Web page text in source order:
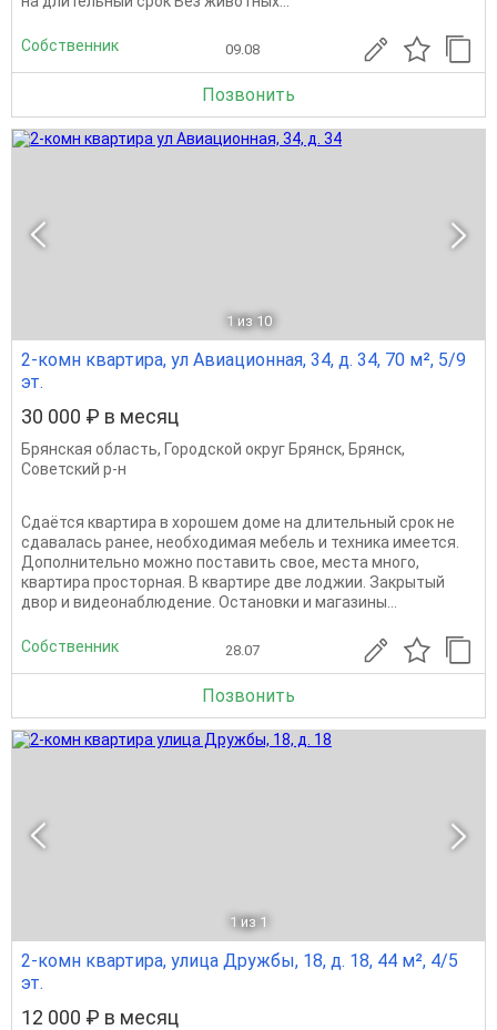
Собственник 09.08
Позвонить
1 из 10
2-комн квартира, ул Авиационная, 34, д. 34, 70 м², 5/9
эт.
30 000 ₽ в месяц
Брянская область, Городской округ Брянск, Брянск,
Советский р-н
Сдаётся квартира в хорошем доме на длительный срок не
сдавалась ранее, необходимая мебель и техника имеется.
Дополнительно можно поставить свое, места много,
квартира просторная. В квартире две лоджии. Закрытый
двор и видеонаблюдение. Остановки и магазины...
Собственник 28.07
Позвонить
1 из 1
2-комн квартира, улица Дружбы, 18, д. 18, 44 м², 4/5
эт.
12 000 ₽ в месяц